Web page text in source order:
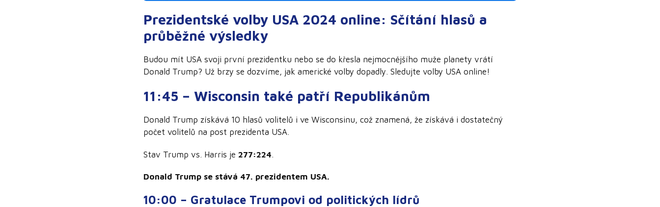
Prezidentské volby USA 2024 online: Sčítání hlasů a
průběžné výsledky
Budou mít USA svoji první prezidentku nebo se do křesla nejmocnějšího muže planety vrátí
Donald Trump? Už brzy se dozvíme, jak americké volby dopadly. Sledujte volby USA online!
11:45 – Wisconsin také patří Republikánům
Donald Trump získává 10 hlasů volitelů i ve Wisconsinu, což znamená, že získává i dostatečný
počet volitelů na post prezidenta USA.
Stav Trump vs. Harris je 277:224.
Donald Trump se stává 47. prezidentem USA.
10:00 – Gratulace Trumpovi od politických lídrů